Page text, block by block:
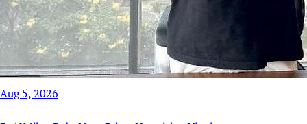
Aug 5, 2026